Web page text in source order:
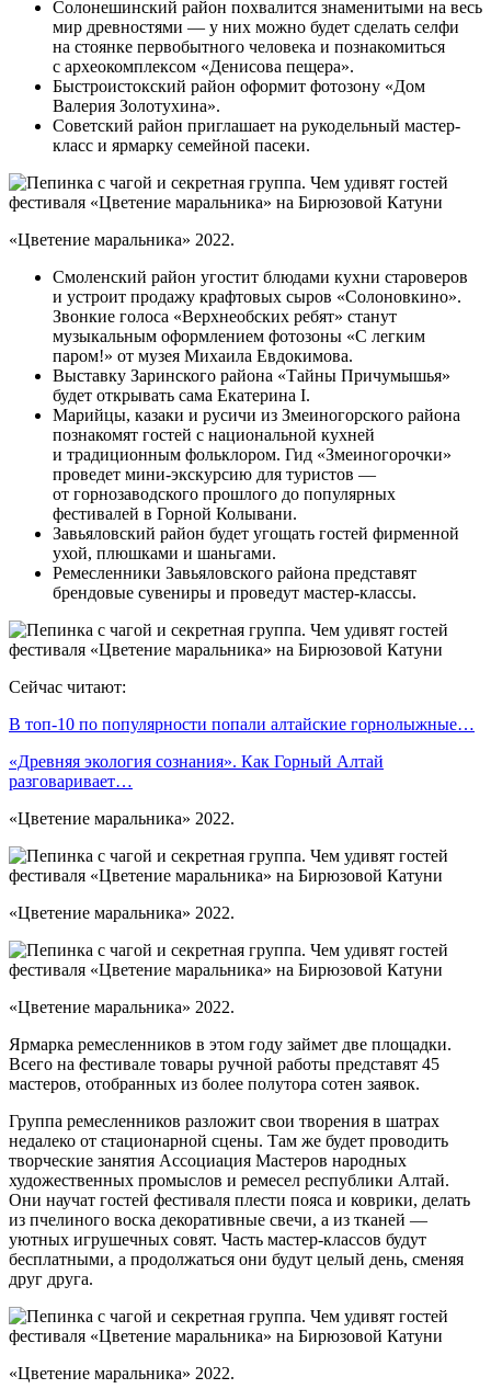
Солонешинский район похвалится знаменитыми на весь
мир древностями — у них можно будет сделать селфи
на стоянке первобытного человека и познакомиться
с археокомплексом «Денисова пещера».
Быстроистокский район оформит фотозону «Дом
Валерия Золотухина».
Советский район приглашает на рукодельный мастер-
класс и ярмарку семейной пасеки.
«Цветение маральника» 2022.
Смоленский район угостит блюдами кухни староверов
и устроит продажу крафтовых сыров «Солоновкино».
Звонкие голоса «Верхнеобских ребят» станут
музыкальным оформлением фотозоны «С легким
паром!» от музея Михаила Евдокимова.
Выставку Заринского района «Тайны Причумышья»
будет открывать сама Екатерина I.
Марийцы, казаки и русичи из Змеиногорского района
познакомят гостей с национальной кухней
и традиционным фольклором. Гид «Змеиногорочки»
проведет мини-экскурсию для туристов —
от горнозаводского прошлого до популярных
фестивалей в Горной Колывани.
Завьяловский район будет угощать гостей фирменной
ухой, плюшками и шаньгами.
Ремесленники Завьяловского района представят
брендовые сувениры и проведут мастер-классы.
Сейчас читают:
В топ-10 по популярности попали алтайские горнолыжные…
«Древняя экология сознания». Как Горный Алтай
разговаривает…
«Цветение маральника» 2022.
«Цветение маральника» 2022.
«Цветение маральника» 2022.
Ярмарка ремесленников в этом году займет две площадки.
Всего на фестивале товары ручной работы представят 45
мастеров, отобранных из более полутора сотен заявок.
Группа ремесленников разложит свои творения в шатрах
недалеко от стационарной сцены. Там же будет проводить
творческие занятия Ассоциация Мастеров народных
художественных промыслов и ремесел республики Алтай.
Они научат гостей фестиваля плести пояса и коврики, делать
из пчелиного воска декоративные свечи, а из тканей —
уютных игрушечных совят. Часть мастер-классов будут
бесплатными, а продолжаться они будут целый день, сменяя
друг друга.
«Цветение маральника» 2022.